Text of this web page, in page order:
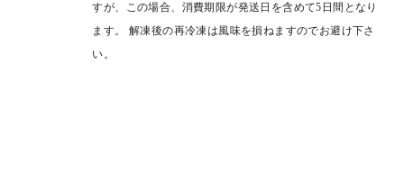
すが、この場合、消費期限が発送日を含めて5日間となり
ます。 解凍後の再冷凍は風味を損ねますのでお避け下さ
い。